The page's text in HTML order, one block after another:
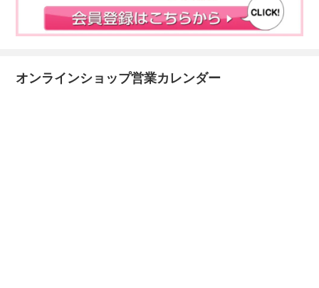
オンラインショップ営業カレンダー